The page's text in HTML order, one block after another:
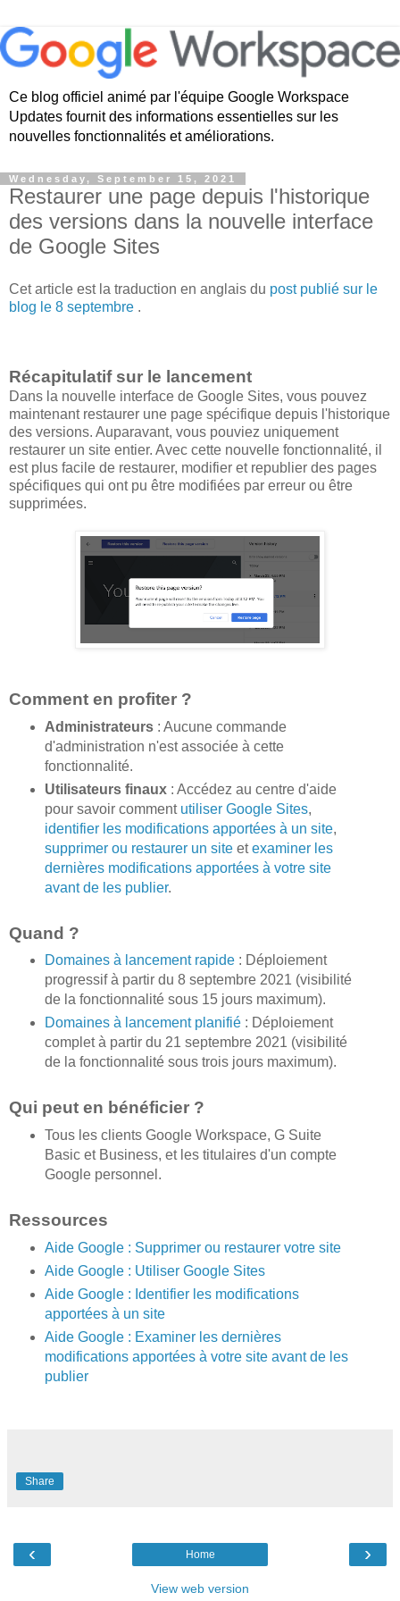
Ce blog officiel animé par l'équipe Google Workspace
Updates fournit des informations essentielles sur les
nouvelles fonctionnalités et améliorations.
Wednesday, September 15, 2021
Restaurer une page depuis l'historique
des versions dans la nouvelle interface
de Google Sites
Cet article est la traduction en anglais du post publié sur le
blog le 8 septembre .
Récapitulatif sur le lancement
Dans la nouvelle interface de Google Sites, vous pouvez
maintenant restaurer une page spécifique depuis l'historique
des versions. Auparavant, vous pouviez uniquement
restaurer un site entier. Avec cette nouvelle fonctionnalité, il
est plus facile de restaurer, modifier et republier des pages
spécifiques qui ont pu être modifiées par erreur ou être
supprimées.
Comment en profiter ?
Administrateurs: Aucune commande
d'administration n'est associée à cette
fonctionnalité.
Utilisateurs finaux: Accédez au centre d'aide
pour savoir comment utiliser Google Sites,
identifier les modifications apportées à un site,
supprimer ou restaurer un siteetexaminer les
dernières modifications apportées à votre site
avant de les publier.
Quand ?
Domaines à lancement rapide: Déploiement
progressif à partir du 8 septembre 2021 (visibilité
de la fonctionnalité sous 15 jours maximum).
Domaines à lancement planifié: Déploiement
complet à partir du 21 septembre 2021 (visibilité
de la fonctionnalité sous trois jours maximum).
Qui peut en bénéficier ?
Tous les clients Google Workspace, G Suite
Basic et Business, et les titulaires d'un compte
Google personnel.
Ressources
Aide Google : Supprimer ou restaurer votre site
Aide Google : Utiliser Google Sites
Aide Google : Identifier les modifications
apportées à un site
Aide Google : Examiner les dernières
modifications apportées à votre site avant de les
publier
Share
‹ ›
Home
View web version